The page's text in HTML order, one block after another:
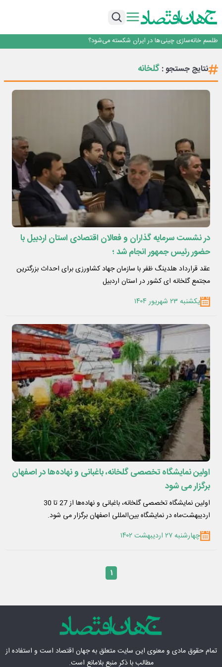
نرخ سود بانکی؛ تیغ دو لبه برای تولید و بازار سرمایه
طلسم خانه‌سازی چینی‌ها در ایران شکسته می‌شود؟
رییس‌کل بیمه مرکزی: برای حقوق مردم خط قرمز ندارم
نرخ سود بانکی؛ تیغ دو لبه برای تولید و بازار سرمایه
نتایج جستجو :گلخانه
در نشست سرمایه گذاران و فعالان اقتصادی استان اردبیل با
حضور رئیس جمهور انجام شد ؛
عقد قرارداد هلدینگ ظفر با سازمان جهاد کشاورزی برای احداث بزرگترین
مجتمع گلخانه ای کشور در استان اردبیل
یکشنبه ۲۳ شهریور ۱۴۰۴
اولین نمایشگاه تخصصی گلخانه، باغبانی و نهاده‌ها در اصفهان
برگزار می شود
اولین نمایشگاه تخصصی گلخانه، باغبانی و نهاده‌ها از 27 تا 30
اردیبهشت‌ماه در نمایشگاه بین‌المللی اصفهان برگزار می شود.
چهارشنبه ۲۷ اردیبهشت ۱۴۰۲
۱
تمام حقوق مادی‌ و معنوی این سایت متعلق بهجهان اقتصاد است و استفاده از
مطالب با ذکر منبع بلامانع است.